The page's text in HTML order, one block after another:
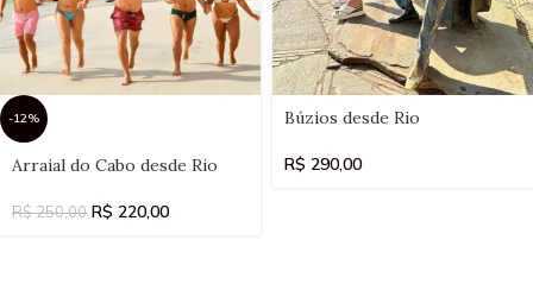
-12%
Arraial do Cabo desde Rio
R$250,00 R$ 220,00
Select
date(s)
Búzios desde Rio
R$ 290,00